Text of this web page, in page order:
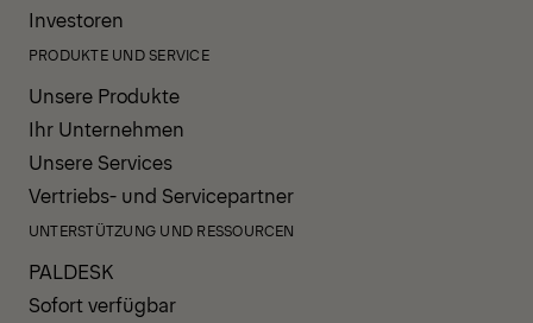
Investoren
PRODUKTE UND SERVICE
Unsere Produkte
Ihr Unternehmen
Unsere Services
Vertriebs- und Servicepartner
UNTERSTÜTZUNG UND RESSOURCEN
PALDESK
Sofort verfügbar